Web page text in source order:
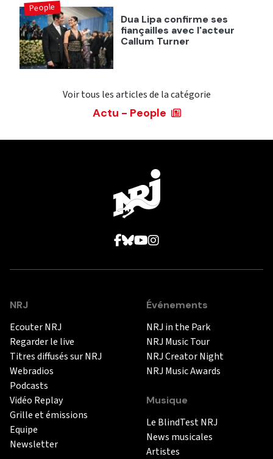
Dua Lipa confirme ses
fiançailles avec l'acteur
Callum Turner
People
Voir tous les articles de la catégorie
Actu - People
NRJ
Ecouter NRJ
Regarder le live
Titres diffusés sur NRJ
Webradios
Podcasts
Vidéo Replay
Grille et émissions
Equipe
Newsletter
Événements
NRJ in the Park
NRJ Music Tour
NRJ Creator Night
NRJ Music Awards
Musique
Le BlindTest NRJ
News musicales
Artistes